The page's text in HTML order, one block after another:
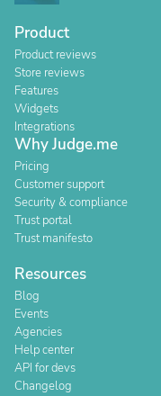
Product
Product reviews
Store reviews
Features
Widgets
Integrations
Why Judge.me
Pricing
Customer support
Security & compliance
Trust portal
Trust manifesto
Resources
Blog
Events
Agencies
Help center
API for devs
Changelog